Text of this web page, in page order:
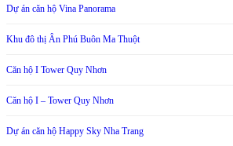
Dự án căn hộ Vina Panorama
Khu đô thị Ân Phú Buôn Ma Thuột
Căn hộ I Tower Quy Nhơn
Căn hộ I – Tower Quy Nhơn
Dự án căn hộ Happy Sky Nha Trang